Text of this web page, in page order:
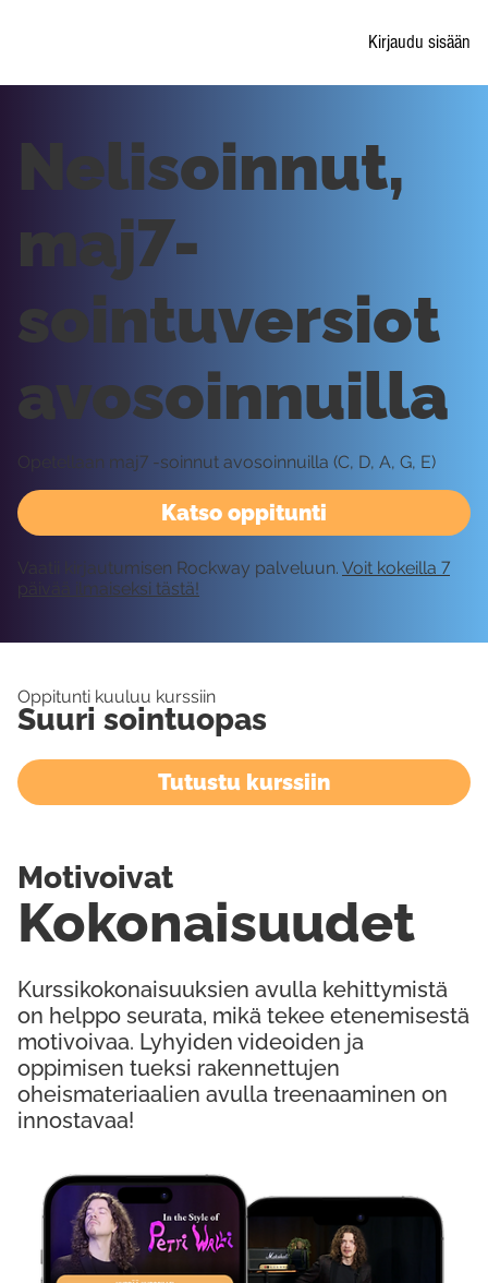
Kirjaudu sisään
Katso oppitunti
Nelisoinnut,
maj7-
sointuversiot
avosoinnuilla
Opetellaan maj7 -soinnut avosoinnuilla (C, D, A, G, E)
Vaatii kirjautumisen Rockway palveluun. Voit kokeilla 7
päivää ilmaiseksi tästä!
Oppitunti kuuluu kurssiin
Suuri sointuopas
Tutustu kurssiin
Kurssikokonaisuuksien avulla kehittymistä
on helppo seurata, mikä tekee etenemisestä
motivoivaa. Lyhyiden videoiden ja
oppimisen tueksi rakennettujen
oheismateriaalien avulla treenaaminen on
innostavaa!
Kokonaisuudet
Motivoivat